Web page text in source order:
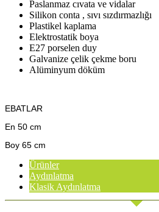
Paslanmaz cıvata ve vidalar
Silikon conta , sıvı sızdırmazlığı
Plastikel kaplama
Elektrostatik boya
E27 porselen duy
Galvanize çelik çekme boru
Alüminyum döküm
EBATLAR
En 50 cm
Boy 65 cm
Ürünler
Aydınlatma
Klasik Aydınlatma